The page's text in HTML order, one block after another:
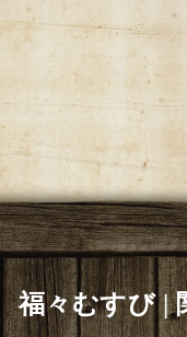
福々むすび |